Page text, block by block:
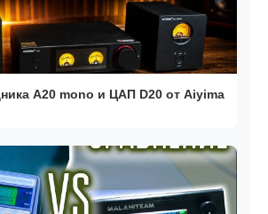
A20 mono и ЦАП D20 от Aiyima